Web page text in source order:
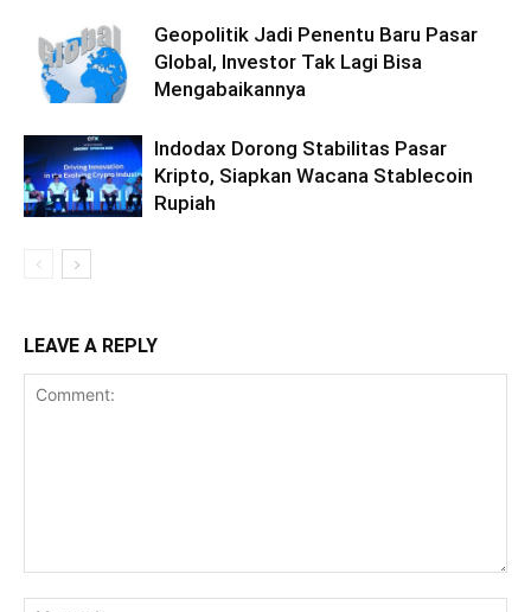
Geopolitik Jadi Penentu Baru Pasar
Global, Investor Tak Lagi Bisa
Mengabaikannya
Indodax Dorong Stabilitas Pasar
Kripto, Siapkan Wacana Stablecoin
Rupiah
LEAVE A REPLY